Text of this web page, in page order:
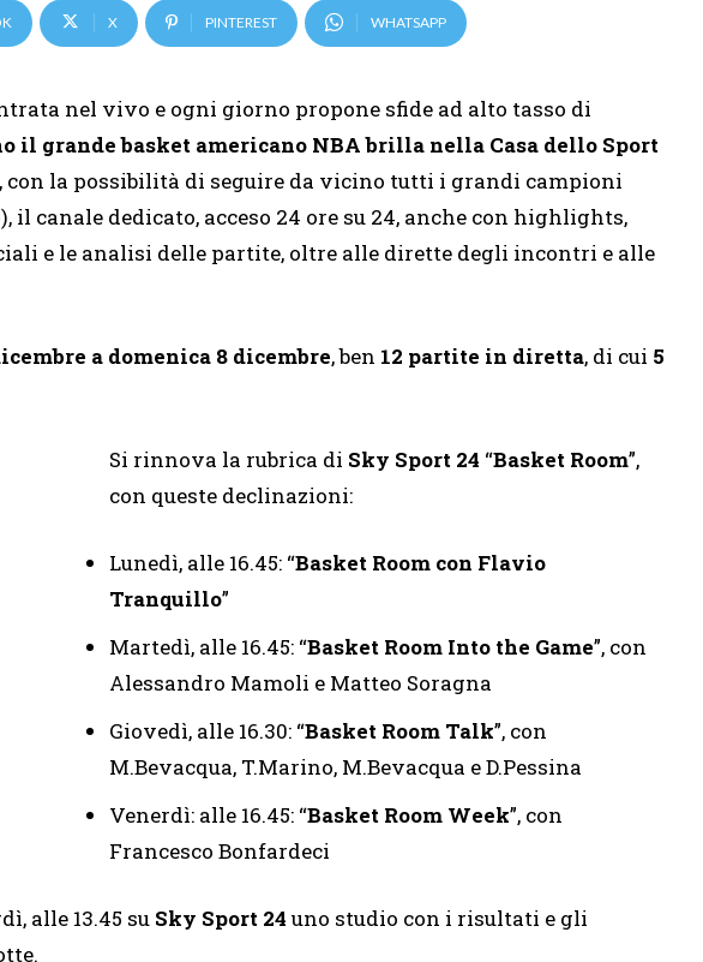
X PINTEREST WHATSAPP
nel vivo e ogni giorno propone sfide ad alto tasso di
il grande basket americano NBA brilla nella Casa dello Sport
, con la possibilità di seguire da vicino tutti i grandi campioni
il canale dedicato, acceso 24 ore su 24, anche con highlights,
e le analisi delle partite, oltre alle dirette degli incontri e alle
a domenica 8 dicembre, ben 12 partite in diretta, di cui 5
Si rinnova la rubrica di Sky Sport 24 “Basket Room”,
con queste declinazioni:
Lunedì, alle 16.45: “Basket Room con Flavio
Tranquillo”
Martedì, alle 16.45: “Basket Room Into the Game”, con
Alessandro Mamoli e Matteo Soragna
Giovedì, alle 16.30: “Basket Room Talk”, con
M.Bevacqua, T.Marino, M.Bevacqua e D.Pessina
Venerdì: alle 16.45: “Basket Room Week”, con
Francesco Bonfardeci
alle 13.45 su Sky Sport 24 uno studio con i risultati e gli